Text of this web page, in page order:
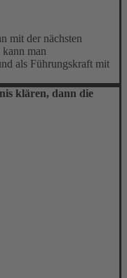
mit der nächsten
man
als Führungskraft mit
klären, dann die